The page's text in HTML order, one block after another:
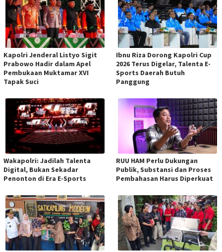
Kapolri Jenderal Listyo Sigit
Prabowo Hadir dalam Apel
Pembukaan Muktamar XVI
Tapak Suci
Ibnu Riza Dorong Kapolri Cup
2026 Terus Digelar, Talenta E-
Sports Daerah Butuh
Panggung
Wakapolri: Jadilah Talenta
Digital, Bukan Sekadar
Penonton di Era E-Sports
RUU HAM Perlu Dukungan
Publik, Substansi dan Proses
Pembahasan Harus Diperkuat